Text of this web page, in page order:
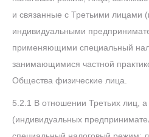
и связанные с Третьими лицами
индивидуальными
применяющими специальный
занимающимися частной
Общества физические лица.
5.2.1 В отношении Третьих лиц,
(индивидуальных